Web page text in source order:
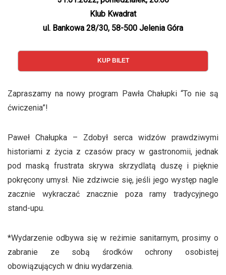
Klub Kwadrat
ul. Bankowa 28/30, 58-500 Jelenia Góra
KUP BILET
Zapraszamy na nowy program Pawła Chałupki “To nie są
ćwiczenia”!
Paweł Chałupka – Zdobył serca widzów prawdziwymi
historiami z życia z czasów pracy w gastronomii, jednak
pod maską frustrata skrywa skrzydlatą duszę i pięknie
pokręcony umysł. Nie zdziwcie się, jeśli jego występ nagle
zacznie wykraczać znacznie poza ramy tradycyjnego
stand-upu.
*Wydarzenie odbywa się w reżimie sanitarnym, prosimy o
zabranie ze sobą środków ochrony osobistej
obowiązujących w dniu wydarzenia.